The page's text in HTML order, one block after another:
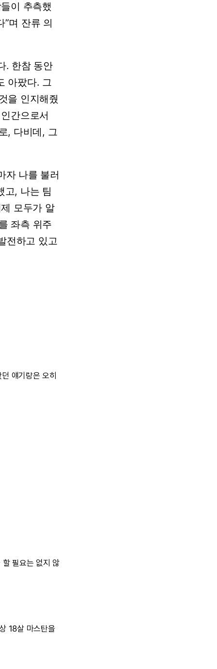
이 추측했
며 잔류 의
. 한참 동안
아팠다. 그
을 인지해줬
간으로서
, 다비데, 그
자 나를 불러
고, 나는 팀
모두가 알
좌측 위주
전하고 있고
얘기랑은 오히
할 필요는 없지 않
18살 마스탄을